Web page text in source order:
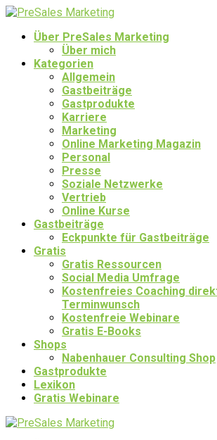
Über PreSales Marketing
Über mich
Kategorien
Allgemein
Gastbeiträge
Gastprodukte
Karriere
Marketing
Online Marketing Magazin
Personal
Presse
Soziale Netzwerke
Vertrieb
Online Kurse
Gastbeiträge
Eckpunkte für Gastbeiträge
Gratis
Gratis Ressourcen
Social Media Umfrage
Kostenfreies Coaching
Terminwunsch
Kostenfreie Webinare
Gratis E-Books
Shops
Nabenhauer Consulting Shop
Gastprodukte
Lexikon
Gratis Webinare